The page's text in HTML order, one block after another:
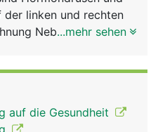
der linken und rechten
Nebennieren.
Die
Glukokortikoide
...mehr sehen
auf die Gesundheit